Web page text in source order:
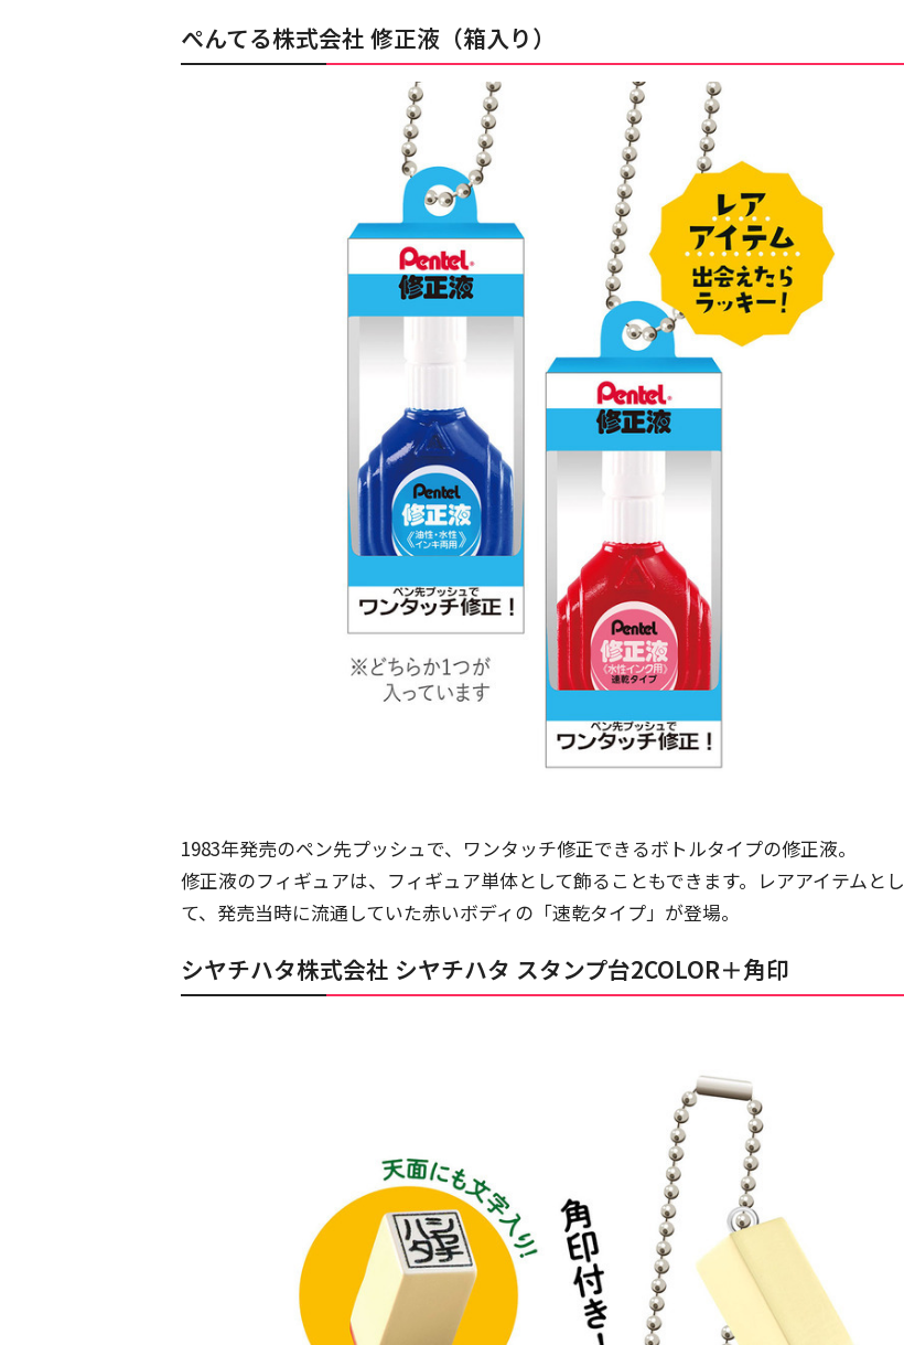
ぺんてる株式会社 修正液（箱入り）
1983年発売のペン先プッシュで、ワンタッチ修正できるボトルタイプの修正液。
修正液のフィギュアは、フィギュア単体として飾ることもできます。レアアイテムとし
て、発売当時に流通していた赤いボディの「速乾タイプ」が登場。
シヤチハタ株式会社 シヤチハタ スタンプ台2COLOR＋角印